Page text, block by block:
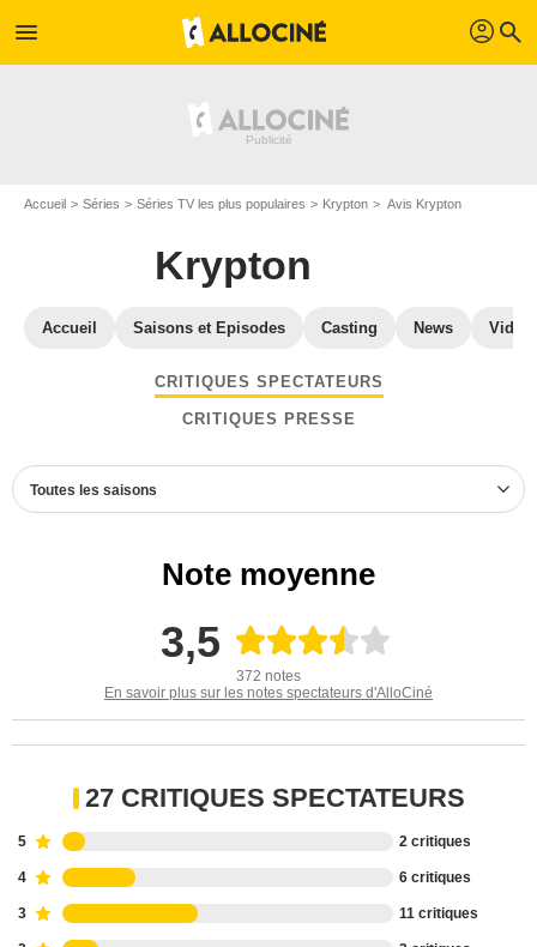
menu profil search
Accueil Séries Séries TV les plus populaires Krypton Avis Krypton
Krypton
Accueil Saisons et Episodes Casting News
CRITIQUES SPECTATEURS
CRITIQUES PRESSE
Toutes les saisons
Note moyenne
3,5
372 notes
En savoir plus sur les notes spectateurs d'AlloCiné
27 CRITIQUES SPECTATEURS
5 2 critiques
4 6 critiques
3 11 critiques